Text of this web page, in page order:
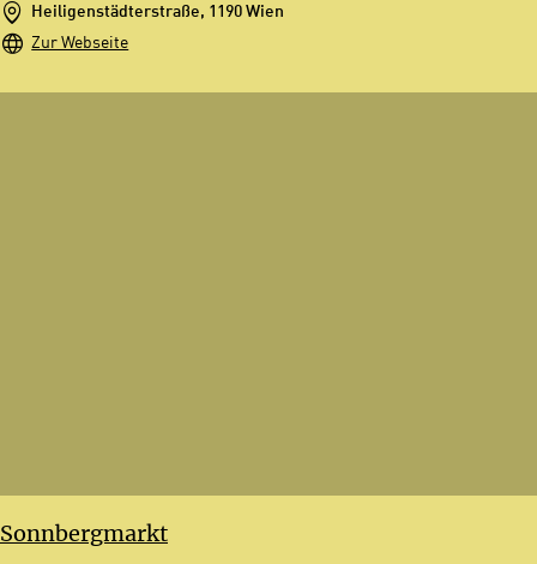
Heiligenstädterstraße, 1190 Wien
Zur Webseite
Sonnbergmarkt